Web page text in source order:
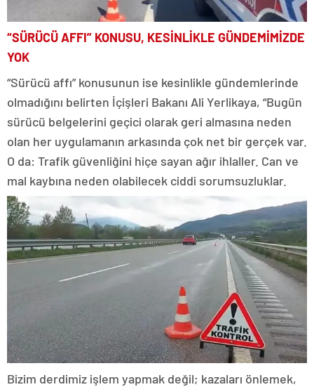
“SÜRÜCÜ AFFI” KONUSU, KESİNLİKLE GÜNDEMİMİZDE
YOK
“Sürücü affı” konusunun ise kesinlikle gündemlerinde
olmadığını belirten İçişleri Bakanı Ali Yerlikaya, “Bugün
sürücü belgelerini geçici olarak geri almasına neden
olan her uygulamanın arkasında çok net bir gerçek var.
O da: Trafik güvenliğini hiçe sayan ağır ihlaller. Can ve
mal kaybına neden olabilecek ciddi sorumsuzluklar.
Bizim derdimiz işlem yapmak değil; kazaları önlemek,